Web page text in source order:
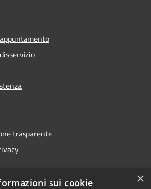
trasparente
accessibilità
×
sui cookie